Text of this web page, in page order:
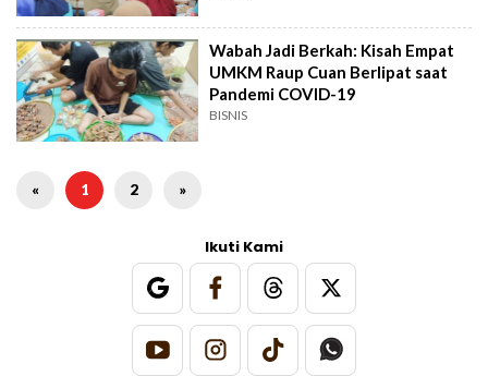
Wabah Jadi Berkah: Kisah Empat
UMKM Raup Cuan Berlipat saat
Pandemi COVID-19
BISNIS
« 1 2 »
Ikuti Kami